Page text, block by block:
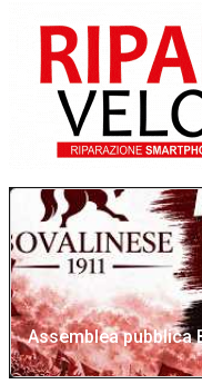
Assemblea pubblica